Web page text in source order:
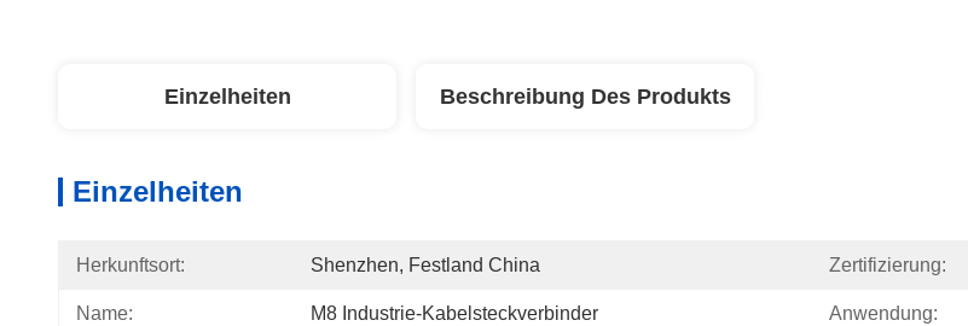
Einzelheiten Beschreibung Des Produkts
Einzelheiten
Herkunftsort: Shenzhen, Festland China Zertifizierung:
Name: M8 Industrie-Kabelsteckverbinder Anwendung: